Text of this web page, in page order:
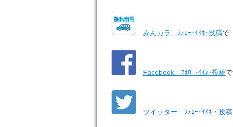
みんカラ ﾌｫﾛｰ･ｲｲﾈ･投稿で
Facebook ﾌｫﾛｰ･ｲｲﾈ･投稿
ツイッター ﾌｫﾛｰ･ｲｲﾈ・投稿